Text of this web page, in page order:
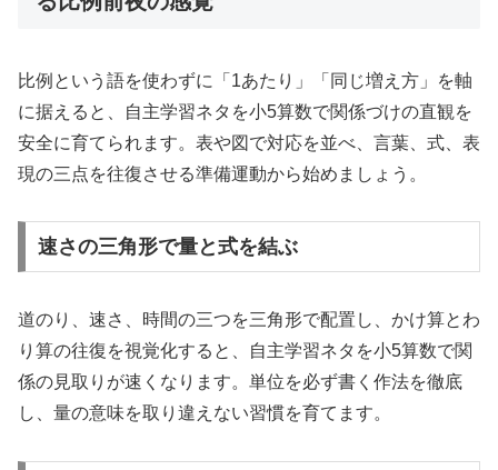
比例という語を使わずに「1あたり」「同じ増え方」を軸
に据えると、自主学習ネタを小5算数で関係づけの直観を
安全に育てられます。表や図で対応を並べ、言葉、式、表
現の三点を往復させる準備運動から始めましょう。
速さの三角形で量と式を結ぶ
道のり、速さ、時間の三つを三角形で配置し、かけ算とわ
り算の往復を視覚化すると、自主学習ネタを小5算数で関
係の見取りが速くなります。単位を必ず書く作法を徹底
し、量の意味を取り違えない習慣を育てます。